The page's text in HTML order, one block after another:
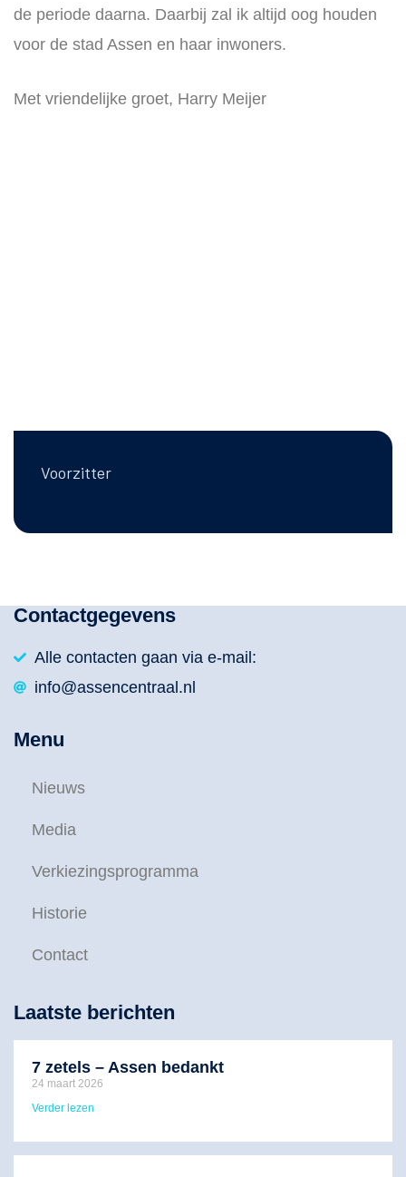
de periode daarna. Daarbij zal ik altijd oog houden
voor de stad Assen en haar inwoners.
Met vriendelijke groet, Harry Meijer
Voorzitter
Contactgegevens
Alle contacten gaan via e-mail:
info@assencentraal.nl
Menu
Nieuws
Media
Verkiezingsprogramma
Historie
Contact
Laatste berichten
7 zetels – Assen bedankt
24 maart 2026
Verder lezen